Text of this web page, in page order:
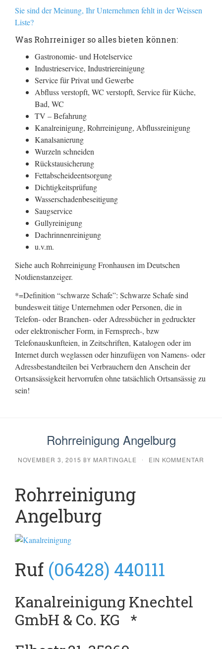
Sie sind der Meinung, Ihr Unternehmen fehlt in der Weissen
Liste?
Was Rohrreiniger so alles bieten können:
Gastronomie- und Hotelservice
Industrieservice, Industriereinigung
Service für Privat und Gewerbe
Abfluss verstopft, WC verstopft, Service für Küche,
Bad, WC
TV – Befahrung
Kanalreinigung, Rohrreinigung, Abflussreinigung
Kanalsanierung
Wurzeln schneiden
Rückstausicherung
Fettabscheideentsorgung
Dichtigkeitsprüfung
Wasserschadenbeseitigung
Saugservice
Gullyreinigung
Dachrinnenreinigung
u.v.m.
Siehe auch Rohrreinigung Fronhausen im Deutschen
Notdienstanzeiger.
*=Definition “schwarze Schafe”: Schwarze Schafe sind
bundesweit tätige Unternehmen oder Personen, die in
Telefon- oder Branchen- oder Adressbücher in gedruckter
oder elektronischer Form, in Fernsprech-, bzw
Telefonauskunfteien, in Zeitschriften, Katalogen oder im
Internet durch weglassen oder hinzufügen von Namens- oder
Adressbestandteilen bei Verbrauchern den Anschein der
Ortsansässigkeit hervorrufen ohne tatsächlich Ortsansässig zu
sein!
Rohrreinigung Angelburg
NOVEMBER 3, 2015 BY MARTINGALE · EIN KOMMENTAR
Rohrreinigung
Angelburg
Ruf (06428) 440111
Kanalreinigung Knechtel
GmbH & Co. KG
*